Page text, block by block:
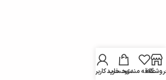
علاقه مندیسبد خرید
حساب کاربری من